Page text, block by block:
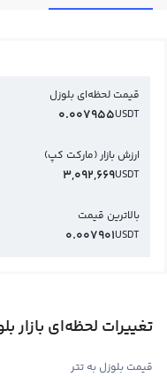
قیمت لحظه‌ای بلوزل
USDT
0.007955
ارزش بازار (مارکت کپ)
USDT
3,092,669
بالاترین قیمت
USDT
0.007901
تغییرات لحظه‌ای بازار
قیمت بلوزل به تتر